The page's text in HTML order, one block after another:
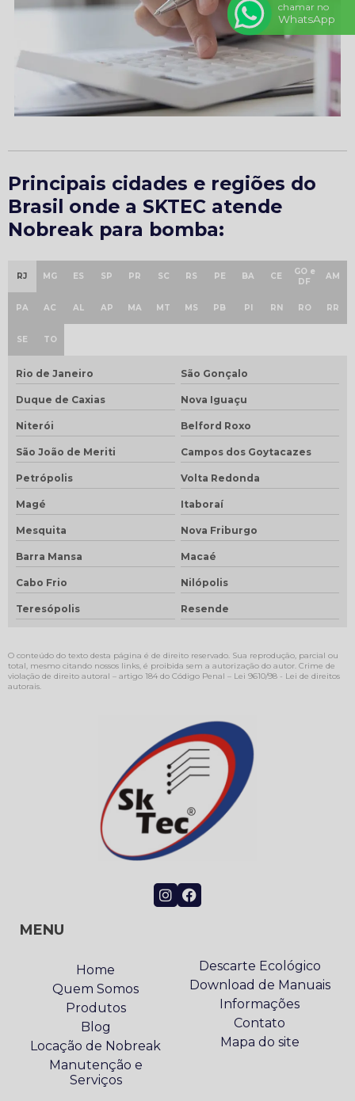
Principais cidades e regiões do
Brasil onde a SKTEC atende
Nobreak para bomba:
RJ MG ES SP PR SC RS PE BA CE
GO e
DF
AM
PA AC AL AP MA MT MS PB PI RN RO RR
SE TO
Rio de Janeiro São Gonçalo
Duque de Caxias Nova Iguaçu
Niterói Belford Roxo
São João de Meriti Campos dos Goytacazes
Petrópolis Volta Redonda
Magé Itaboraí
Mesquita Nova Friburgo
Barra Mansa Macaé
Cabo Frio Nilópolis
Teresópolis Resende
O conteúdo do texto desta página é de direito reservado. Sua reprodução, parcial ou
total, mesmo citando nossos links, é proibida sem a autorização do autor. Crime de
violação de direito autoral – artigo 184 do Código Penal – Lei 9610/98 - Lei de direitos
autorais.
MENU
Home
Quem Somos
Produtos
Blog
Locação de Nobreak
Manutenção e
Serviços
Descarte Ecológico
Download de Manuais
Informações
Contato
Mapa do site
chamar no
WhatsApp